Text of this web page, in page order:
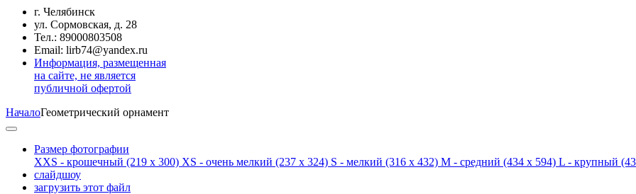
г. Челябинск
ул. Сормовская, д. 28
Тел.: 89000803508
Email: lirb74@yandex.ru
Информация, размещенная
на сайте, не является
публичной офертой
НачалоГеометрический орнамент
Размер фотографии
XXS - крошечный (219 x 300) XS - очень мелкий (237 x 324) S - мелкий (316 x 432) M - средний (434 x 594) L - крупный
слайдшоу
загрузить этот файл